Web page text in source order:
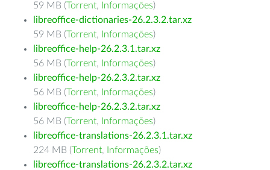
59 MB (Torrent, Informações)
libreoffice-dictionaries-26.2.3.2.tar.xz
59 MB (Torrent, Informações)
libreoffice-help-26.2.3.1.tar.xz
56 MB (Torrent, Informações)
libreoffice-help-26.2.3.2.tar.xz
56 MB (Torrent, Informações)
libreoffice-help-26.2.3.2.tar.xz
56 MB (Torrent, Informações)
libreoffice-translations-26.2.3.1.tar.xz
224 MB (Torrent, Informações)
libreoffice-translations-26.2.3.2.tar.xz